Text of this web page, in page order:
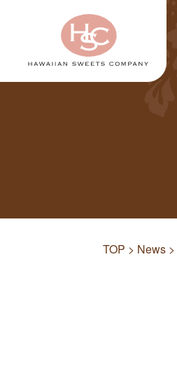
TOP > News >